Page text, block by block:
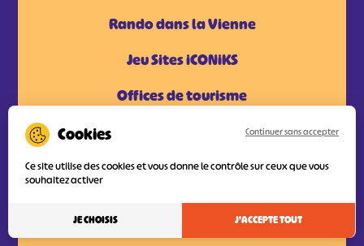
Rando dans la Vienne
Jeu Sites iCONiKS
Offices de tourisme
Tourisme et Handicap
Hébergements
Ce site utilise des cookies et vous donne le contrôle sur ceux que vous
souhaitez activer
J'ACCEPTE TOUT
Continuer sans accepter
JE CHOISIS